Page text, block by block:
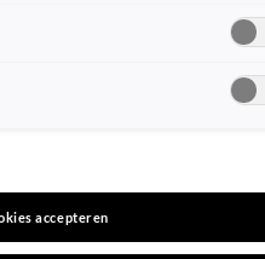
winnaar van
accepteren